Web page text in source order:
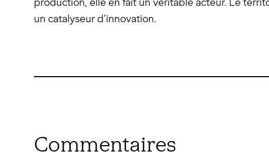
un catalyseur d’innovation.
Commentaires